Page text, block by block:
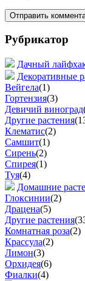
Рубрикатор
Дачный
Декоративные
Вейгела(1)
Гортензия(3)
Девичий виноград
Другие растения
Клематис(2)
Самшит(1)
Сирень(2)
Спирея(1)
Туя(4)
Домашние
Глоксинии(2)
Драцена(5)
Другие растения
Комнатная роза(2)
Крассула(2)
Лимон(3)
Орхидея(6)
Фиалки(4)